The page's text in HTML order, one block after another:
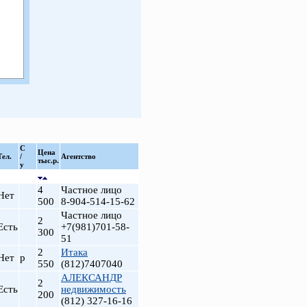
С
/
у
Цена
тыс.р. Агентство
4
500
Частное лицо
8-904-514-15-62
2
300
Частное лицо
+7(981)701-58-
51
р
2
550
Итака
(812)7407040
2
200
АЛЕКСАНДР
недвижимость
(812) 327-16-16